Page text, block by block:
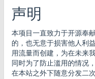
声明
本项目一直致力于开源奉
的，也无意于损害他人利
用流量而创建，为在未来
同时为了防止滥用的情况
在本站之外下随意分发二